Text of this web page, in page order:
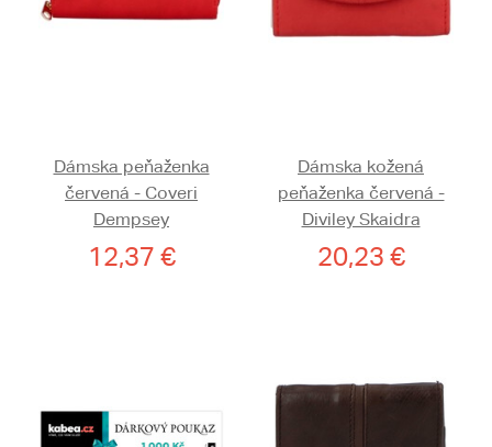
Dámska peňaženka
červená - Coveri
Dempsey
12,37 €
Dámska kožená
peňaženka červená -
Diviley Skaidra
20,23 €